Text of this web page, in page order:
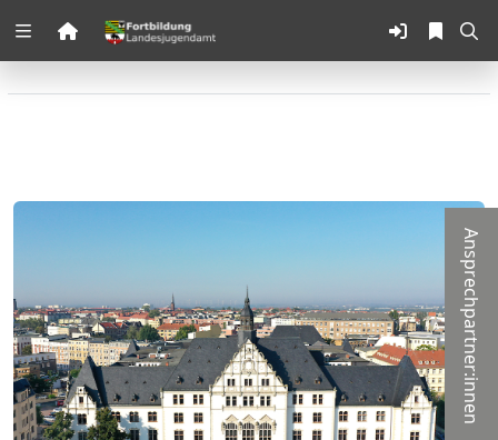
Zuklappen
Loading
Loading
Loading Ansprechpartner:innen